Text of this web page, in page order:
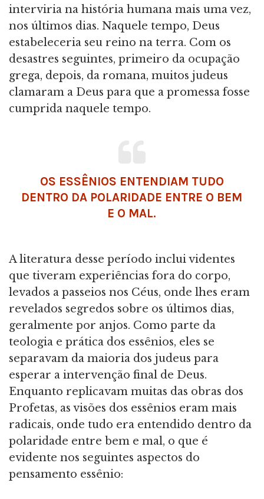
interviria na história humana mais uma vez,
nos últimos dias. Naquele tempo, Deus
estabeleceria seu reino na terra. Com os
desastres seguintes, primeiro da ocupação
grega, depois, da romana, muitos judeus
clamaram a Deus para que a promessa fosse
cumprida naquele tempo.
OS ESSÊNIOS ENTENDIAM TUDO
DENTRO DA POLARIDADE ENTRE O BEM
E O MAL.
A literatura desse período inclui videntes
que tiveram experiências fora do corpo,
levados a passeios nos Céus, onde lhes eram
revelados segredos sobre os últimos dias,
geralmente por anjos. Como parte da
teologia e prática dos essênios, eles se
separavam da maioria dos judeus para
esperar a intervenção final de Deus.
Enquanto replicavam muitas das obras dos
Profetas, as visões dos essênios eram mais
radicais, onde tudo era entendido dentro da
polaridade entre bem e mal, o que é
evidente nos seguintes aspectos do
pensamento essênio: